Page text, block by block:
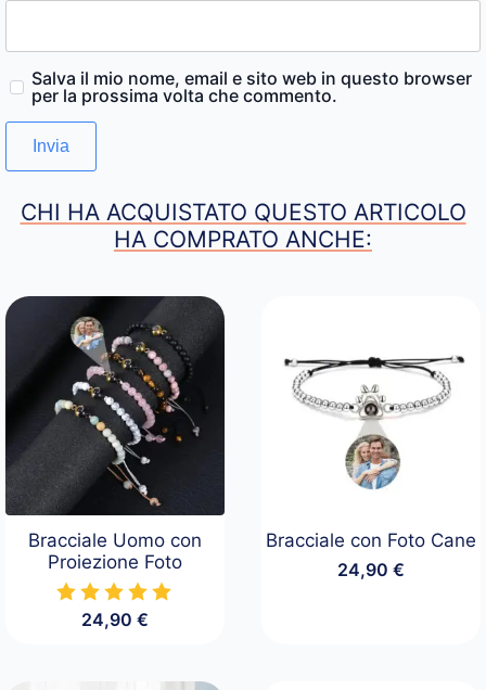
Salva il mio nome, email e sito web in questo browser
per la prossima volta che commento.
CHI HA ACQUISTATO QUESTO ARTICOLO
HA COMPRATO ANCHE:
Bracciale Uomo con
Proiezione Foto
24,90€
Bracciale con Foto Cane
24,90 €